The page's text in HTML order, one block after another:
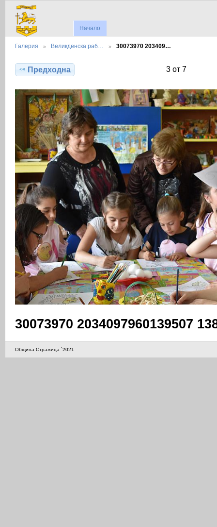
Начало
Галерия Великденска раб… 30073970 203409…
Предходна 3 от 7
30073970 2034097960139507
Община Стражица `2021